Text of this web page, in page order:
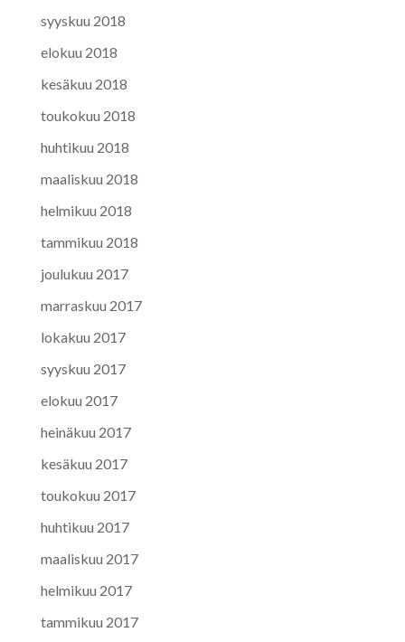
syyskuu 2018
elokuu 2018
kesäkuu 2018
toukokuu 2018
huhtikuu 2018
maaliskuu 2018
helmikuu 2018
tammikuu 2018
joulukuu 2017
marraskuu 2017
lokakuu 2017
syyskuu 2017
elokuu 2017
heinäkuu 2017
kesäkuu 2017
toukokuu 2017
huhtikuu 2017
maaliskuu 2017
helmikuu 2017
tammikuu 2017